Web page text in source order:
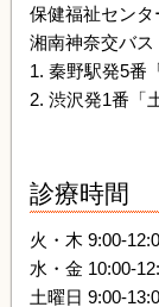
保健福祉セン
湘南神奈交バス
1. 秦野駅発5番
2. 渋沢発1番「
診療時間
火・木 9:00-
水・金 10:00-
土曜日 9:00-